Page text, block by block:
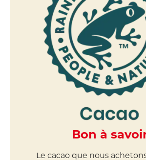
Bon à
Le cacao que nous